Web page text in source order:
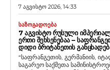
7 აგვისტო 2026, 14:33
ᲡᲐᲖᲝᲒᲐᲓᲝᲔᲑᲐ
7 ᲐᲒᲕᲘᲡᲢᲝ ᲠᲣᲡᲣᲚᲘ
ᲔᲠᲗᲘ ᲨᲔᲮᲡᲔᲜᲔᲑᲐᲐ –
ᲓᲘᲓᲘ ᲑᲠᲘᲢᲐᲜᲔᲗᲘᲡ
“საფრანგეთის, გერმანიის,
საგარეო საქმეთა